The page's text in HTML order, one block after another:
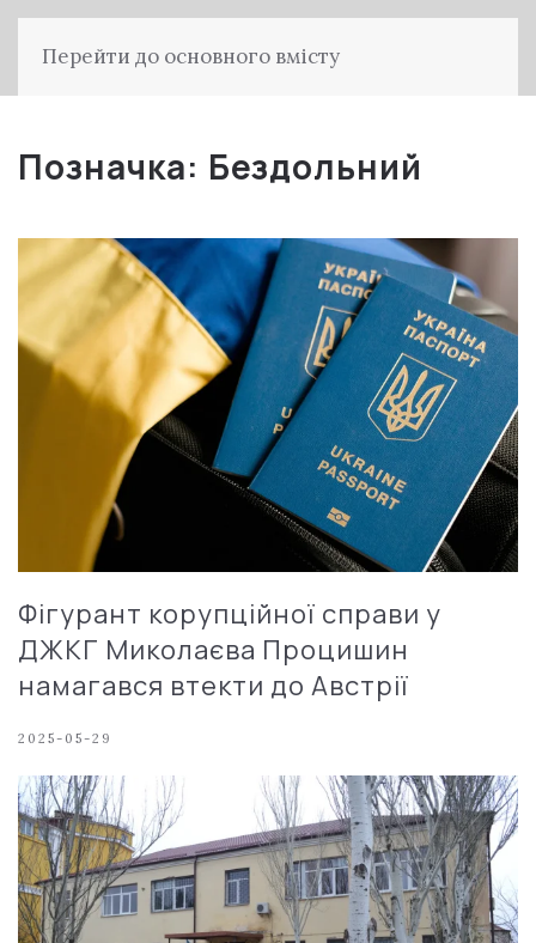
Перейти до основного вмісту
Позначка: Бездольний
Фігурант корупційної справи у
ДЖКГ Миколаєва Процишин
намагався втекти до Австрії
2025-05-29